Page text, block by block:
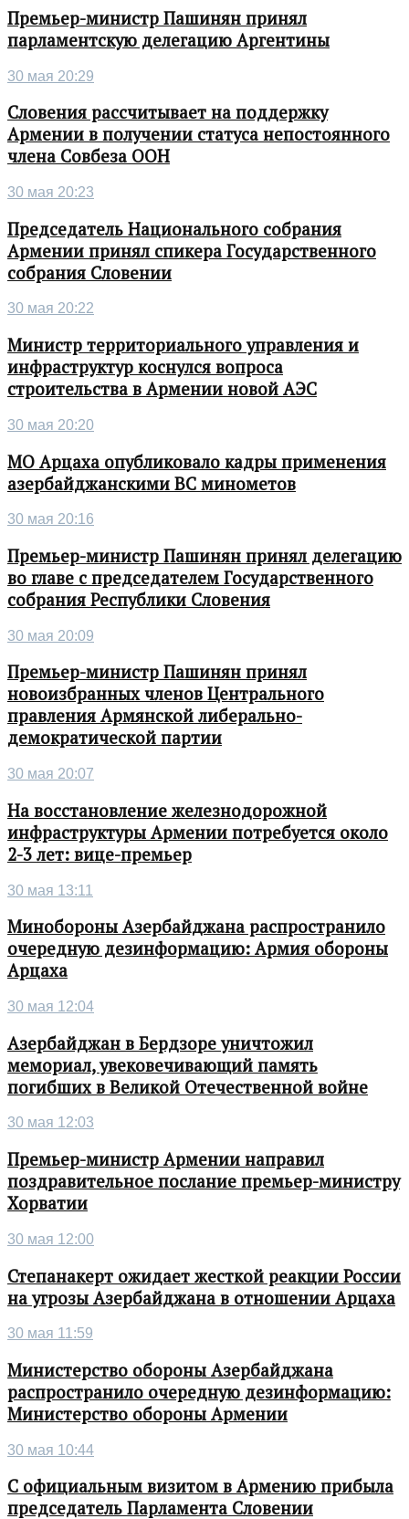
Премьер-министр Пашинян принял
парламентскую делегацию Аргентины
30 мая 20:29
Словения рассчитывает на поддержку
Армении в получении статуса непостоянного
члена Совбеза ООН
30 мая 20:23
Председатель Национального собрания
Армении принял спикера Государственного
собрания Словении
30 мая 20:22
Министр территориального управления и
инфраструктур коснулся вопроса
строительства в Армении новой АЭС
30 мая 20:20
МО Арцаха опубликовало кадры применения
азербайджанскими ВС минометов
30 мая 20:16
Премьер-министр Пашинян принял делегацию
во главе с председателем Государственного
собрания Республики Словения
30 мая 20:09
Премьер-министр Пашинян принял
новоизбранных членов Центрального
правления Армянской либерально-
демократической партии
30 мая 20:07
На восстановление железнодорожной
инфраструктуры Армении потребуется около
2-3 лет: вице-премьер
30 мая 13:11
Минобороны Азербайджана распространило
очередную дезинформацию: Армия обороны
Арцаха
30 мая 12:04
Азербайджан в Бердзоре уничтожил
мемориал, увековечивающий память
погибших в Великой Отечественной войне
30 мая 12:03
Премьер-министр Армении направил
поздравительное послание премьер-министру
Хорватии
30 мая 12:00
Степанакерт ожидает жесткой реакции России
на угрозы Азербайджана в отношении Арцаха
30 мая 11:59
Министерство обороны Азербайджана
распространило очередную дезинформацию:
Министерство обороны Армении
30 мая 10:44
С официальным визитом в Армению прибыла
председатель Парламента Словении